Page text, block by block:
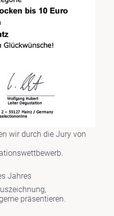
wir durch die Jury von
Jahres
präsentieren.